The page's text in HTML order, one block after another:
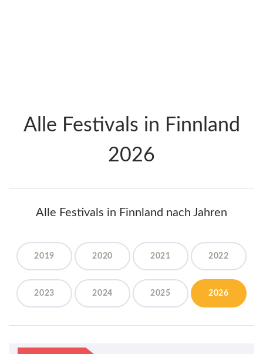
Alle Festivals in Finnland
2026
Alle Festivals in Finnland nach Jahren
2019 2020 2021 2022
2023 2024 2025 2026